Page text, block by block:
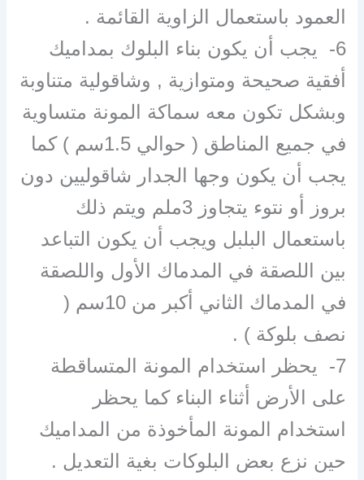
العمود باستعمال الزاوية القائمة .
6- يجب أن يكون بناء البلوك بمداميك
أفقية صحيحة ومتوازية , وشاقولية متناوبة
وبشكل تكون معه سماكة المونة متساوية
في جميع المناطق ( حوالي 1.5سم ) كما
يجب أن يكون وجها الجدار شاقوليين دون
بروز أو نتوء يتجاوز 3ملم ويتم ذلك
باستعمال البلبل ويجب أن يكون التباعد
بين اللصقة في المدماك الأول واللصقة
في المدماك الثاني أكبر من 10سم (
نصف بلوكة ) .
7- يحظر استخدام المونة المتساقطة
على الأرض أثناء البناء كما يحظر
استخدام المونة المأخوذة من المداميك
حين نزع بعض البلوكات بغية التعديل .